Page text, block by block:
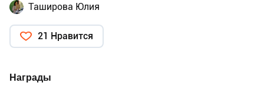
Таширова Юлия
21 Нравится
Награды